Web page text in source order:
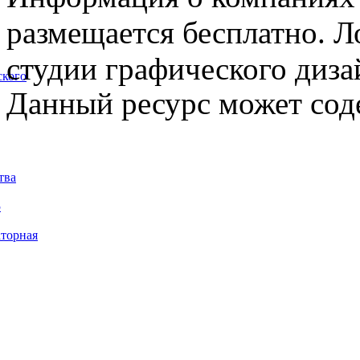
размещается бесплатно.
студии графического
Данный ресурс может